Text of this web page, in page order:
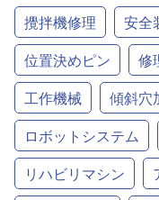
攪拌機修理 安全
位置決めピン
修
工作機械
傾斜穴
ロボットシステム
リハビリマシン